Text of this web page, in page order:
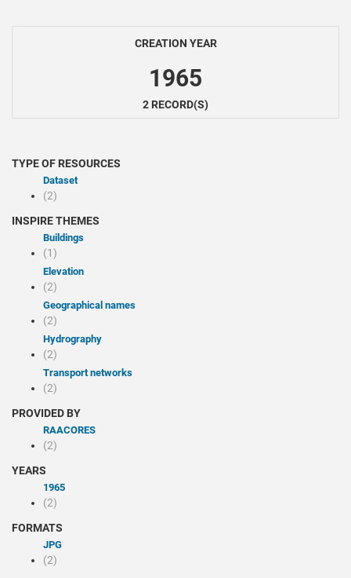
CREATION YEAR
1965
2 RECORD(S)
TYPE OF RESOURCES
Dataset
(2)
INSPIRE THEMES
Buildings
(1)
Elevation
(2)
Geographical names
(2)
Hydrography
(2)
Transport networks
(2)
PROVIDED BY
RAACORES
(2)
YEARS
1965
(2)
FORMATS
JPG
(2)